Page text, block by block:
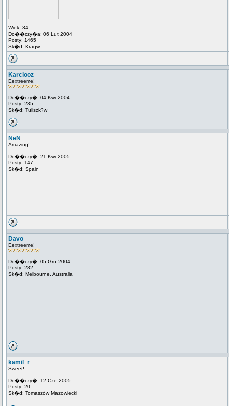
Wiek: 34
Do��czy�a: 06 Lut 2004
Posty: 1465
Sk�d: Kraqw
Karciooz
Eextreeme!
Do��czy�: 04 Kwi 2004
Posty: 235
Sk�d: Tuliszk?w
NeN
Amazing!
Do��czy�: 21 Kwi 2005
Posty: 147
Sk�d: Spain
Davo
Eextreeme!
Do��czy�: 05 Gru 2004
Posty: 282
Sk�d: Melbourne, Australia
kamil_r
Sweet!
Do��czy�: 12 Cze 2005
Posty: 20
Sk�d: Tomaszów Mazowiecki